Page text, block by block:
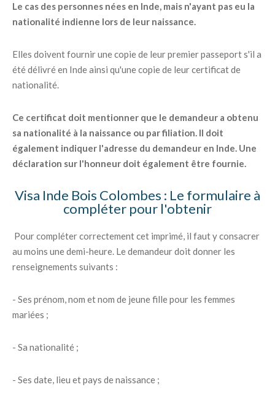
Le cas des personnes nées en Inde, mais n'ayant pas eu la
nationalité indienne lors de leur naissance.
Elles doivent fournir une copie de leur premier passeport s'il a
été délivré en Inde ainsi qu'une copie de leur certificat de
nationalité.
Ce certificat doit mentionner que le demandeur a obtenu
sa nationalité à la naissance ou par filiation. Il doit
également indiquer l'adresse du demandeur en Inde. Une
déclaration sur l'honneur doit également être fournie.
Visa Inde Bois Colombes : Le formulaire à
compléter pour l'obtenir
Pour compléter correctement cet imprimé, il faut y consacrer
au moins une demi-heure. Le demandeur doit donner les
renseignements suivants :
- Ses prénom, nom et nom de jeune fille pour les femmes
mariées ;
- Sa nationalité ;
- Ses date, lieu et pays de naissance ;